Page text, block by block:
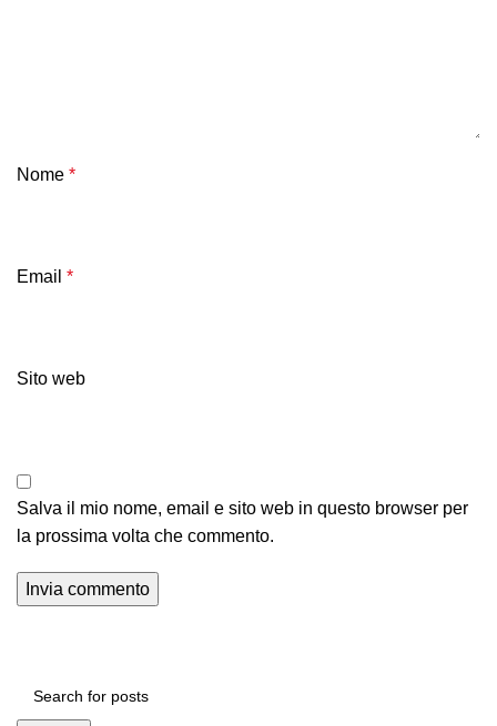
Nome *
Email *
Sito web
Salva il mio nome, email e sito web in questo browser per
la prossima volta che commento.